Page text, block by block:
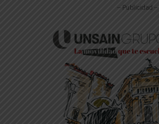
-- Publicidad --